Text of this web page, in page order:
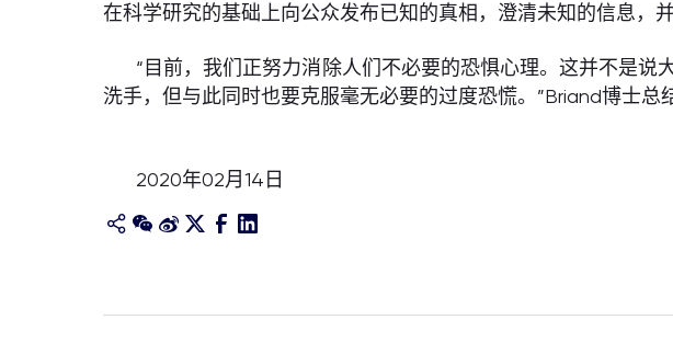
在科学研究的基础上向公众发布已知的真相，澄清未知的信息，
“目前，我们正努力消除人们不必要的恐惧心理。这并不是
洗手，但与此同时也要克服毫无必要的过度恐慌。”Briand博士总
2020年02月14日